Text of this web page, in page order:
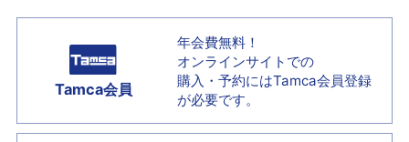
Tamca会員
年会費無料！
オンラインサイトでの
購入・予約にはTamca会員登録
が必要です。